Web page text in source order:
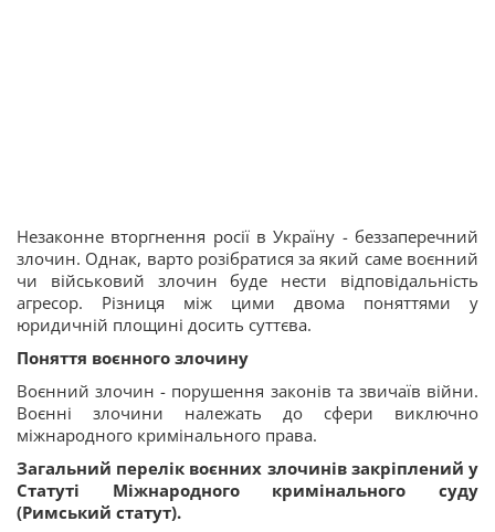
Незаконне вторгнення росії в Україну - беззаперечний
злочин. Однак, варто розібратися за який саме воєнний
чи військовий злочин буде нести відповідальність
агресор. Різниця між цими двома поняттями у
юридичній площині досить суттєва.
Поняття воєнного злочину
Воєнний злочин - порушення законів та звичаїв війни.
Воєнні злочини належать до сфери виключно
міжнародного кримінального права.
Загальний перелік воєнних злочинів закріплений у
Статуті Міжнародного кримінального суду
(Римський статут).